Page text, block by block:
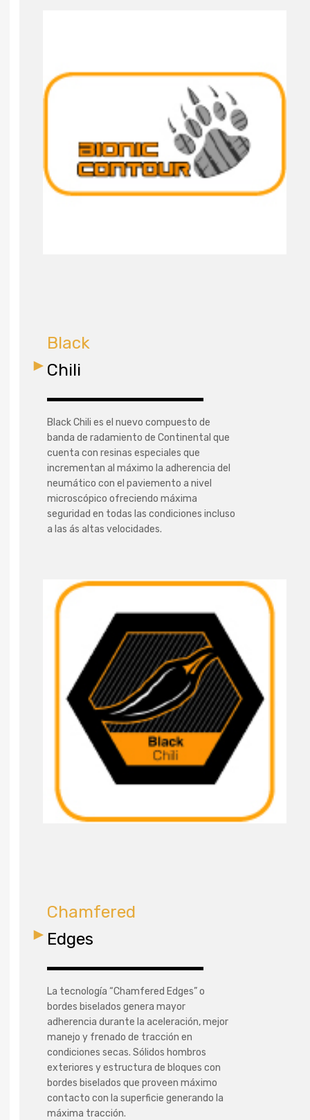
Black
Chili
Black Chili es el nuevo compuesto de
banda de radamiento de Continental que
cuenta con resinas especiales que
incrementan al máximo la adherencia del
neumático con el paviemento a nivel
microscópico ofreciendo máxima
seguridad en todas las condiciones incluso
a las ás altas velocidades.
Chamfered
Edges
La tecnología “Chamfered Edges” o
bordes biselados genera mayor
adherencia durante la aceleración, mejor
manejo y frenado de tracción en
condiciones secas. Sólidos hombros
exteriores y estructura de bloques con
bordes biselados que proveen máximo
contacto con la superficie generando la
máxima tracción.